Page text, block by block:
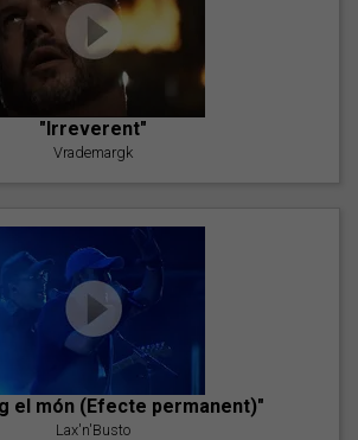
"Irreverent"
Vrademargk
el món (Efecte permanent)"
Lax'n'Busto